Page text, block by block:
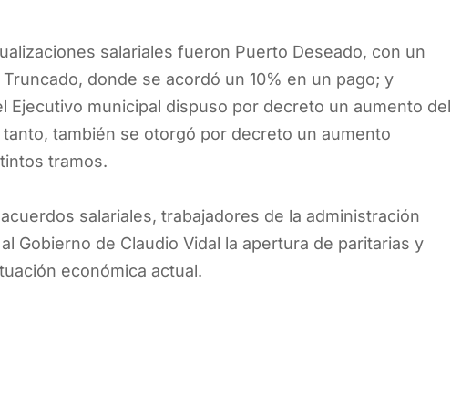
salariales fueron Puerto Deseado, con un
donde se acordó un 10% en un pago; y
Ejecutivo municipal dispuso por decreto un aumento del
también se otorgó por decreto un aumento
tramos.
salariales, trabajadores de la administración
Gobierno de Claudio Vidal la apertura de paritarias y
económica actual.